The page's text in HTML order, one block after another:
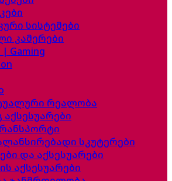
სისტემები
კამერები
Gaming
რეალობა
აქსესუარები
სკუტერები
და აქსესუარები
აქსესუარები